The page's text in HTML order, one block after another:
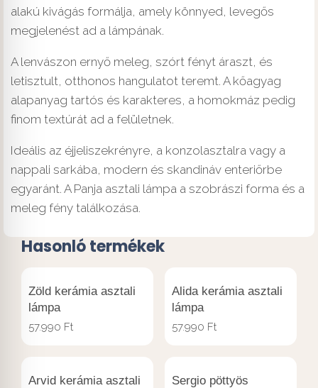
alakú kivágás formálja, amely könnyed, levegős
megjelenést ad a lámpának.
A lenvászon ernyő meleg, szórt fényt áraszt, és
letisztult, otthonos hangulatot teremt. A kőagyag
alapanyag tartós és karakteres, a homokmáz pedig
finom textúrát ad a felületnek.
Ideális az éjjeliszekrényre, a konzolasztalra vagy a
nappali sarkába, modern és skandináv enteriőrbe
egyaránt. A Panja asztali lámpa a szobrászi forma és a
meleg fény találkozása.
Hasonló termékek
Zöld kerámia asztali
lámpa
57.990 Ft
Alida kerámia asztali
lámpa
57.990 Ft
Arvid kerámia asztali
Sergio pöttyös